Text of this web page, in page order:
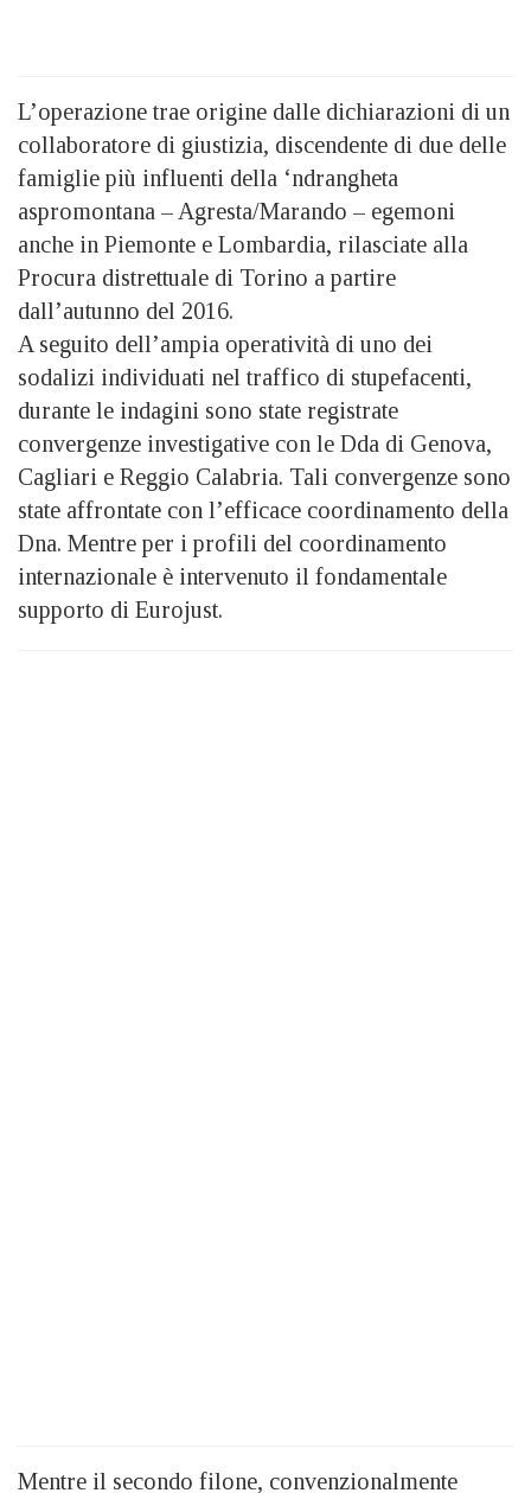
L’operazione trae origine dalle dichiarazioni di un
collaboratore di giustizia, discendente di due delle
famiglie più influenti della ‘ndrangheta
aspromontana – Agresta/Marando – egemoni
anche in Piemonte e Lombardia, rilasciate alla
Procura distrettuale di Torino a partire
dall’autunno del 2016.
A seguito dell’ampia operatività di uno dei
sodalizi individuati nel traffico di stupefacenti,
durante le indagini sono state registrate
convergenze investigative con le Dda di Genova,
Cagliari e Reggio Calabria. Tali convergenze sono
state affrontate con l’efficace coordinamento della
Dna. Mentre per i profili del coordinamento
internazionale è intervenuto il fondamentale
supporto di Eurojust.
Mentre il secondo filone, convenzionalmente